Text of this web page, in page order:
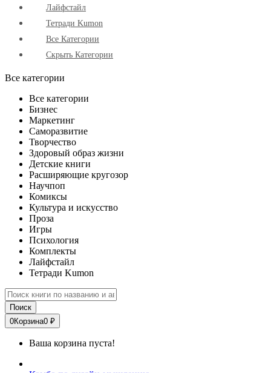
Лайфстайл
Тетради Kumon
Все Категории
Скрыть Категории
Все категории
Все категории
Бизнес
Маркетинг
Саморазвитие
Творчество
Здоровый образ жизни
Детские книги
Расширяющие кругозор
Научпоп
Комиксы
Культура и искусство
Проза
Игры
Психология
Комплекты
Лайфстайл
Тетради Kumon
Поиск
0Корзина0 ₽
Ваша корзина пуста!